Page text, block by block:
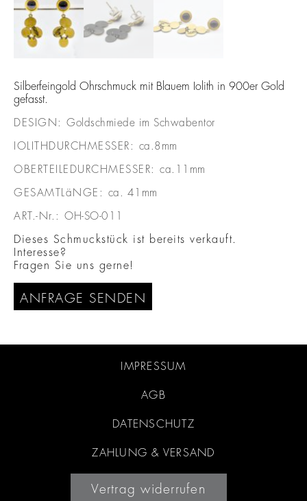
Silberfeingold Ohrschmuck mit Blauem Iolith in 900er Gold
gefasst.
DESIGN: Goldschmiede im Schwabentor
IOLITHDURCHMESSER: ca.8mm
OBERTEILEDURCHMESSER: ca.11mm
GESAMTLäNGE: ca. 41mm
ART.-Nr.: OH-SO-011
Dieses Schmuckstück ist bereits verkauft.
Interesse?
Fragen Sie uns gerne!
ANFRAGE SENDEN
IMPRESSUM
AGB
DATENSCHUTZ
ZAHLUNG & VERSAND
Vertrag widerrufen